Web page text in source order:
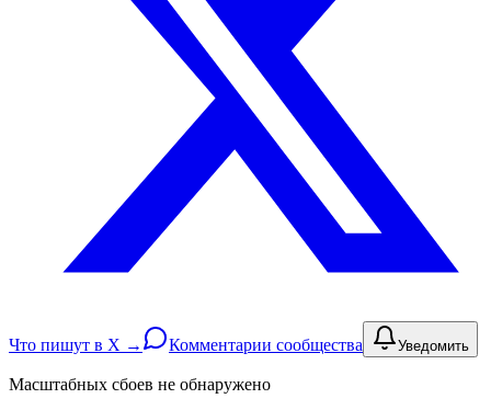
Что пишут в X → Комментарии сообщества Уведомить
Масштабных сбоев не обнаружено